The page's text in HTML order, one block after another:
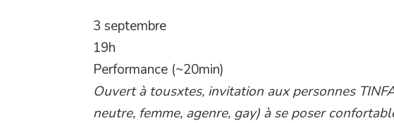
3 septembre
19h
Performance (~20min)
Ouvert à tousxtes, invitation aux personnes
neutre, femme, agenre, gay) à se poser